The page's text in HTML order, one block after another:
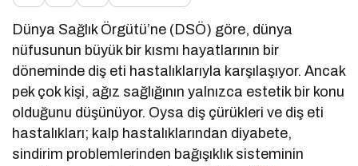
Dünya Sağlık Örgütü’ne (DSÖ) göre, dünya
nüfusunun büyük bir kısmı hayatlarının bir
döneminde diş eti hastalıklarıyla karşılaşıyor. Ancak
pek çok kişi, ağız sağlığının yalnızca estetik bir konu
olduğunu düşünüyor. Oysa diş çürükleri ve diş eti
hastalıkları; kalp hastalıklarından diyabete,
sindirim problemlerinden bağışıklık sisteminin